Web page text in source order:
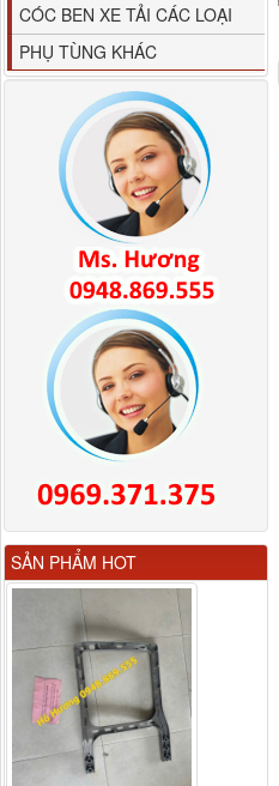
CÓC BEN XE TẢI CÁC LOẠI
PHỤ TÙNG KHÁC
SẢN PHẨM HOT
M4610162101A0 Tapbi
cửa Thaco...
Gương chiếu hậu FAW
JH6 có sấy...